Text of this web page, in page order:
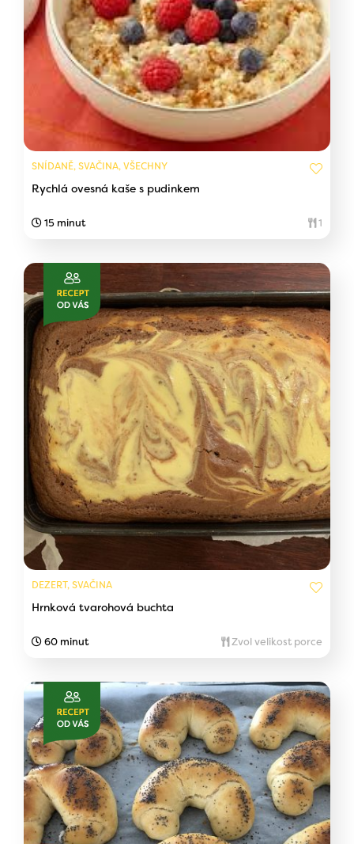
SNÍDANĚ, SVAČINA, VŠECHNY
Rychlá ovesná kaše s pudinkem
15 minut 1
DEZERT, SVAČINA
Hrnková tvarohová buchta
60 minut Zvol velikost porce